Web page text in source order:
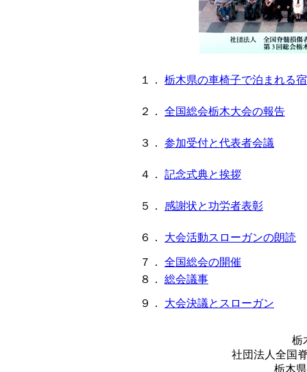
１． 栃木県の車椅子で泊まれる
２． 全国総会栃木大会の報告
３． 参加受付と代表者会議
４． 記念式典と挨拶
５． 感謝状と功労者表彰
６． 大会活動スローガンの朗読
７．
全国総会の開催
８．
総会議事
９． 大会決議とスローガン
栃
社団法人全国
栃木